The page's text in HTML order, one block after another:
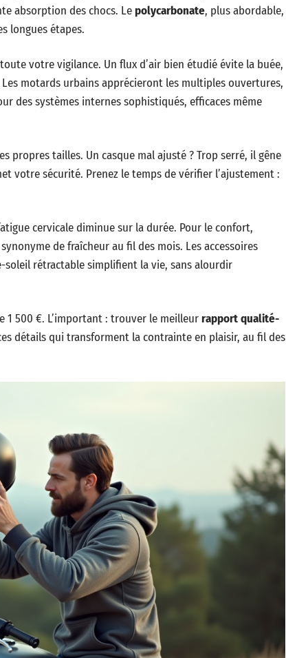
absorption des chocs. Lepolycarbonate, plus abordable,
longues étapes.
votre vigilance. Un flux d’air bien étudié évite la buée,
Les motards urbains apprécieront les multiples ouvertures,
des systèmes internes sophistiqués, efficaces même
propres tailles. Un casque mal ajusté ? Trop serré, il gêne
votre sécurité. Prenez le temps de vérifier l’ajustement :
cervicale diminue sur la durée. Pour le confort,
de fraîcheur au fil des mois. Les accessoires
soleil rétractable simplifient la vie, sans alourdir
1 500 €. L’important : trouver le meilleurrapport qualité-
détails qui transforment la contrainte en plaisir, au fil des